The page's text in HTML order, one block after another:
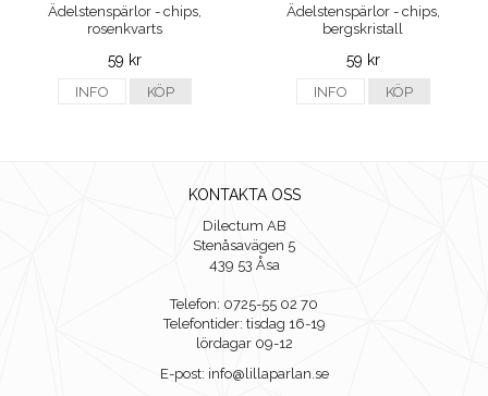
Ädelstenspärlor - chips,
rosenkvarts
59 kr
INFO KÖP
Ädelstenspärlor - chips,
bergskristall
59 kr
INFO KÖP
KONTAKTA OSS
Dilectum AB
Stenåsavägen 5
439 53 Åsa
Telefon: 0725-55 02 70
Telefontider: tisdag 16-19
lördagar 09-12
E-post: info@lillaparlan.se